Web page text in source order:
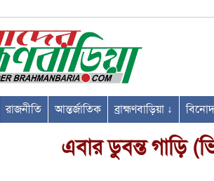
রাজনীতি আন্তর্জাতিক ব্রাহ্মণবাড়িয়া ↓
এবার ডুবন্ত গাড়ি